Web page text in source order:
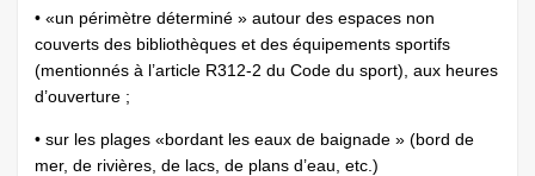
• «un périmètre déterminé » autour des espaces non
couverts des bibliothèques et des équipements sportifs
(mentionnés à l’article R312-2 du Code du sport), aux heures
d’ouverture ;
• sur les plages «bordant les eaux de baignade » (bord de
mer, de rivières, de lacs, de plans d’eau, etc.)